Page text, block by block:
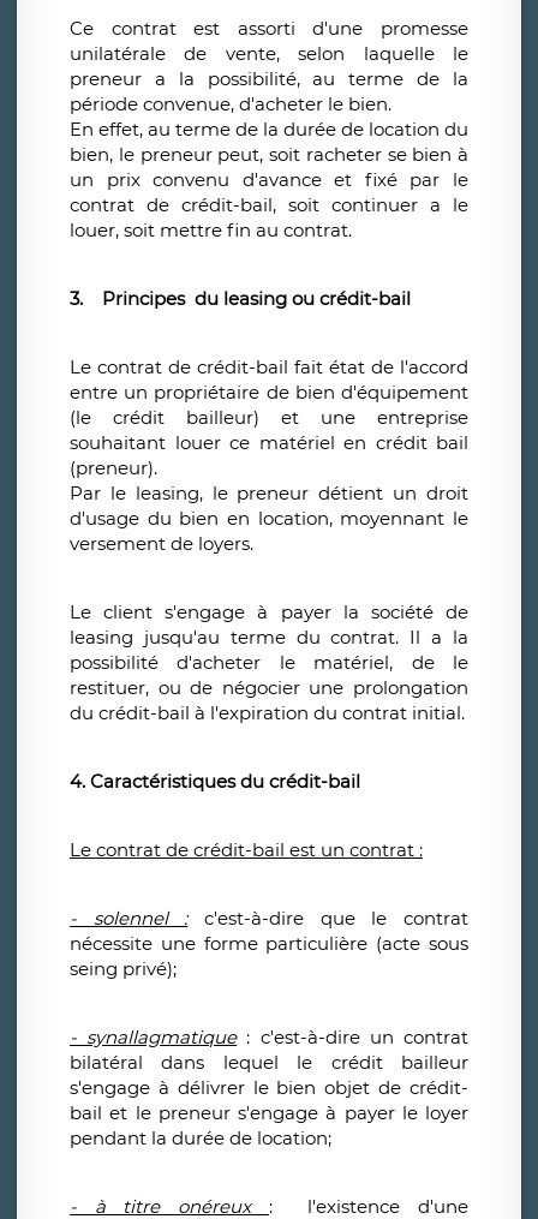
Ce contrat est assorti d'une promesse
unilatérale de vente, selon laquelle le
preneur a la possibilité, au terme de la
période convenue, d'acheter le bien.
En effet, au terme de la durée de location du
bien, le preneur peut, soit racheter se bien à
un prix convenu d'avance et fixé par le
contrat de crédit-bail, soit continuer a le
louer, soit mettre fin au contrat.
3. Principes du leasing ou crédit-bail
Le contrat de crédit-bail fait état de l'accord
entre un propriétaire de bien d'équipement
(le crédit bailleur) et une entreprise
souhaitant louer ce matériel en crédit bail
(preneur).
Par le leasing, le preneur détient un droit
d'usage du bien en location, moyennant le
versement de loyers.
Le client s'engage à payer la société de
leasing jusqu'au terme du contrat. Il a la
possibilité d'acheter le matériel, de le
restituer, ou de négocier une prolongation
du crédit-bail à l'expiration du contrat initial.
4. Caractéristiques du crédit-bail
Le contrat de crédit-bail est un contrat :
- solennel :c'est-à-dire que le contrat
nécessite une forme particulière (acte sous
seing privé);
- synallagmatique: c'est-à-dire un contrat
bilatéral dans lequel le crédit bailleur
s'engage à délivrer le bien objet de crédit-
bail et le preneur s'engage à payer le loyer
pendant la durée de location;
- à titre onéreux : l'existence d'une